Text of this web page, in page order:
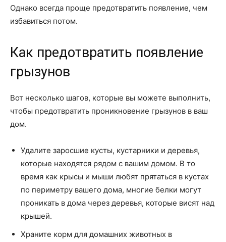
Однако всегда проще предотвратить появление, чем
избавиться потом.
Как предотвратить появление
грызунов
Вот несколько шагов, которые вы можете выполнить,
чтобы предотвратить проникновение грызунов в ваш
дом.
Удалите заросшие кусты, кустарники и деревья,
которые находятся рядом с вашим домом. В то
время как крысы и мыши любят прятаться в кустах
по периметру вашего дома, многие белки могут
проникать в дома через деревья, которые висят над
крышей.
Храните корм для домашних животных в